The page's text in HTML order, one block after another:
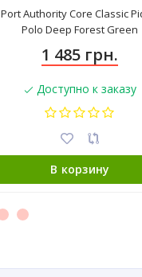
Port Authority Core Classic
Polo Deep Forest Green
1 485 грн.
Доступно к заказу
В корзину